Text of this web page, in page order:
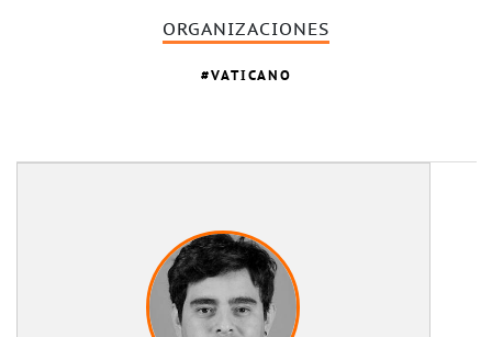
ORGANIZACIONES
VATICANO